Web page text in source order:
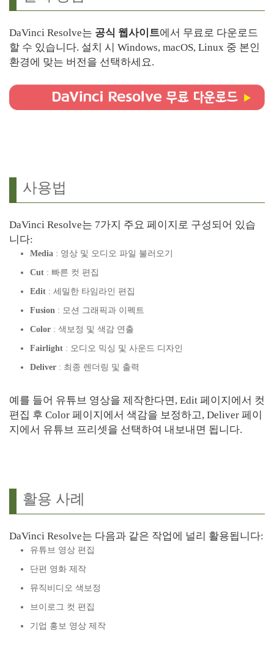
DaVinci Resolve는 공식 웹사이트에서 무료로 다운로드
할 수 있습니다. 설치 시 Windows, macOS, Linux 중 본인
환경에 맞는 버전을 선택하세요.
사용법
DaVinci Resolve는 7가지 주요 페이지로 구성되어 있습
니다:
Media : 영상 및 오디오 파일 불러오기
Cut : 빠른 컷 편집
Edit : 세밀한 타임라인 편집
Fusion : 모션 그래픽과 이펙트
Color : 색보정 및 색감 연출
Fairlight : 오디오 믹싱 및 사운드 디자인
Deliver : 최종 렌더링 및 출력
예를 들어 유튜브 영상을 제작한다면, Edit 페이지에서 컷
편집 후 Color 페이지에서 색감을 보정하고, Deliver 페이
지에서 유튜브 프리셋을 선택하여 내보내면 됩니다.
활용 사례
DaVinci Resolve는 다음과 같은 작업에 널리 활용됩니다:
유튜브 영상 편집
단편 영화 제작
뮤직비디오 색보정
브이로그 컷 편집
기업 홍보 영상 제작